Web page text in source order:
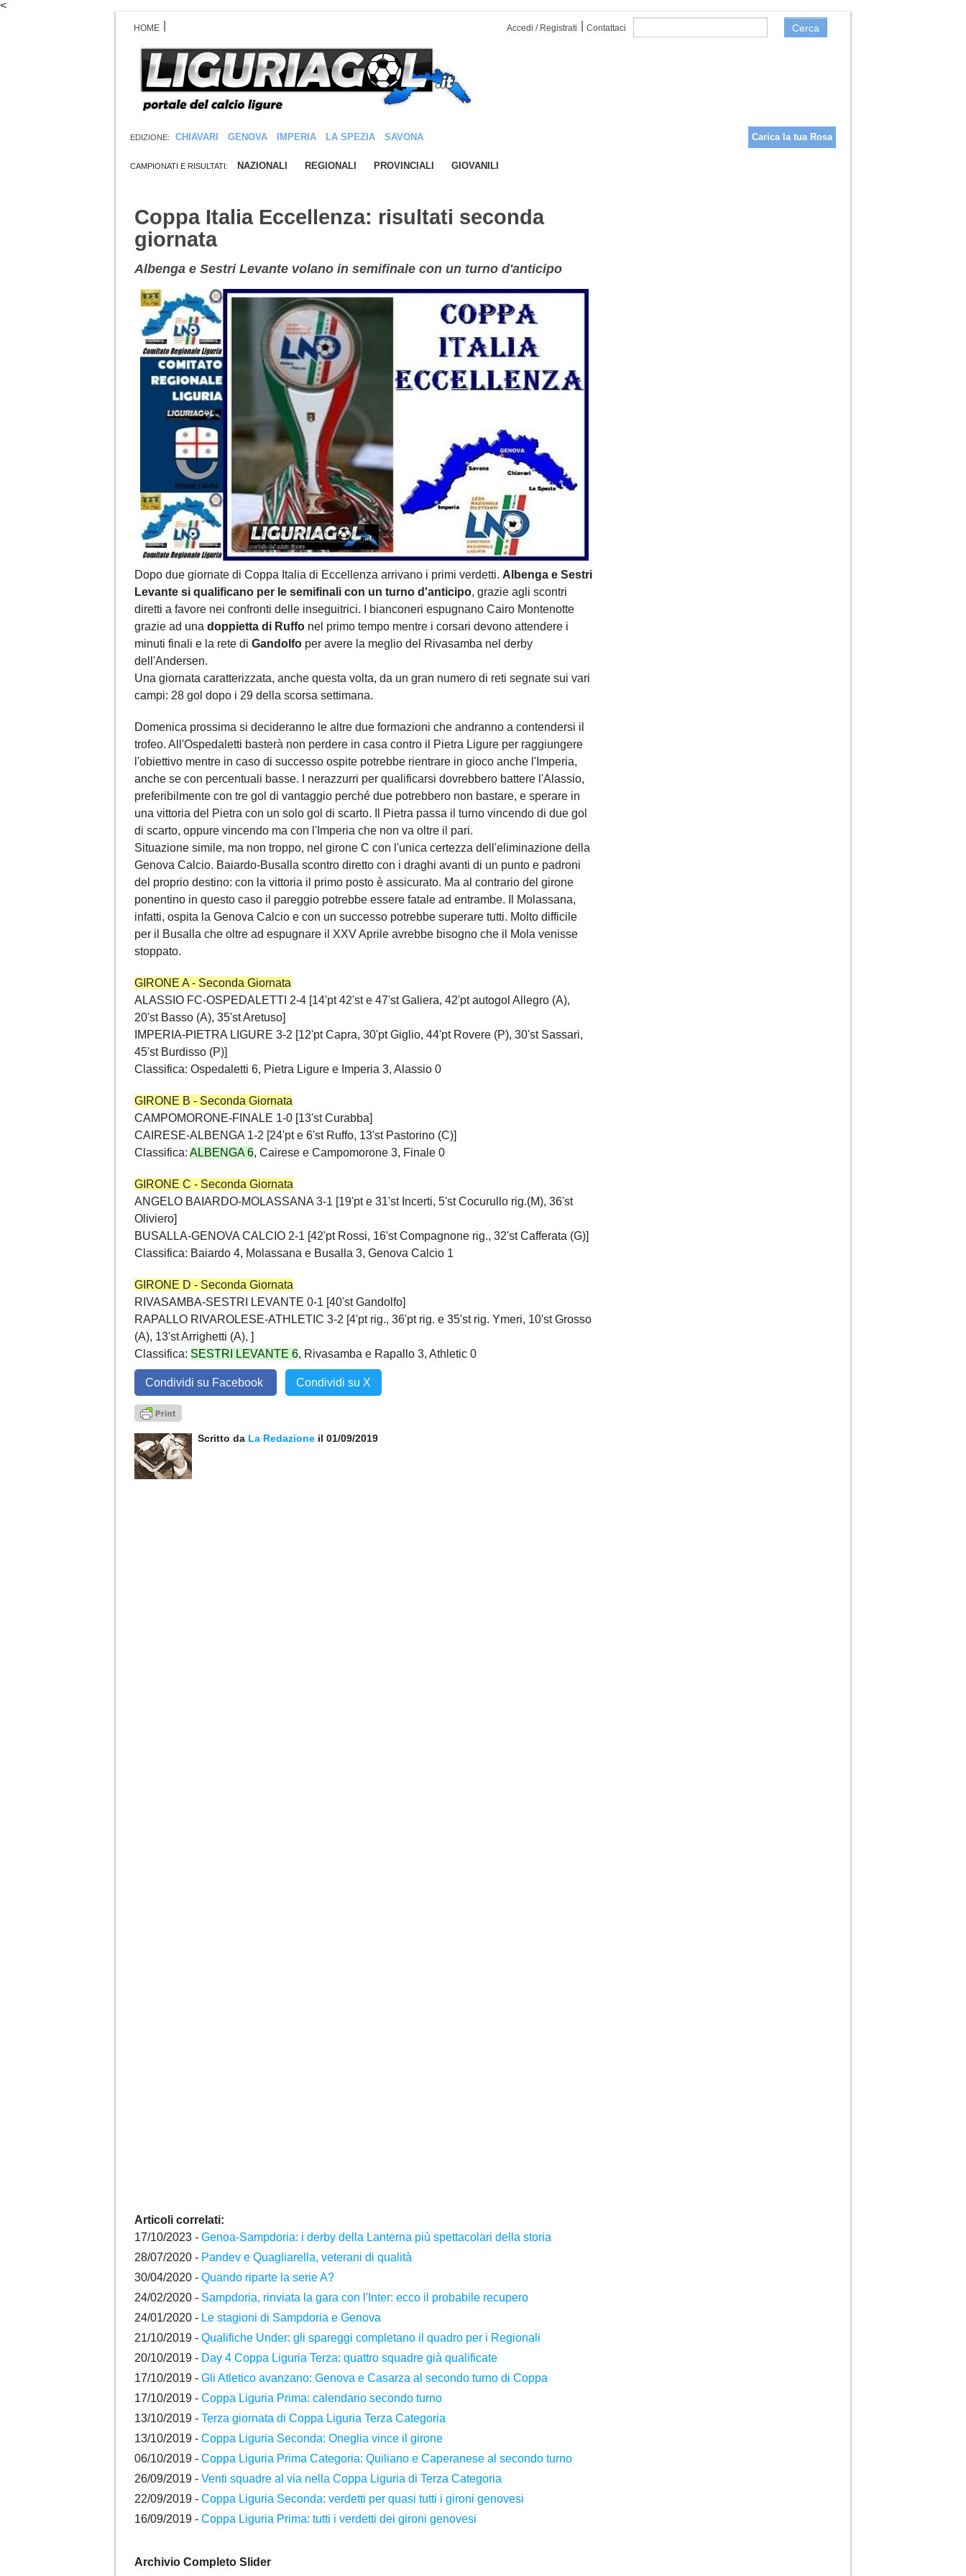
<
HOME Accedi / Registrati Contattaci Cerca
EDIZIONE: CHIAVARI GENOVA IMPERIA LA SPEZIA SAVONA Carica la tua Rosa
CAMPIONATI E RISULTATI: NAZIONALI REGIONALI PROVINCIALI GIOVANILI
Coppa Italia Eccellenza: risultati seconda
giornata
Albenga e Sestri Levante volano in semifinale con un turno d'anticipo
Dopo due giornate di Coppa Italia di Eccellenza arrivano i primi verdetti. Albenga e Sestri
Levante si qualificano per le semifinali con un turno d'anticipo, grazie agli scontri
diretti a favore nei confronti delle inseguitrici. I bianconeri espugnano Cairo Montenotte
grazie ad una doppietta di Ruffo nel primo tempo mentre i corsari devono attendere i
minuti finali e la rete di Gandolfo per avere la meglio del Rivasamba nel derby
dell'Andersen.
Una giornata caratterizzata, anche questa volta, da un gran numero di reti segnate sui vari
campi: 28 gol dopo i 29 della scorsa settimana.
Domenica prossima si decideranno le altre due formazioni che andranno a contendersi il
trofeo. All'Ospedaletti basterà non perdere in casa contro il Pietra Ligure per raggiungere
l'obiettivo mentre in caso di successo ospite potrebbe rientrare in gioco anche l'Imperia,
anche se con percentuali basse. I nerazzurri per qualificarsi dovrebbero battere l'Alassio,
preferibilmente con tre gol di vantaggio perché due potrebbero non bastare, e sperare in
una vittoria del Pietra con un solo gol di scarto. Il Pietra passa il turno vincendo di due gol
di scarto, oppure vincendo ma con l'Imperia che non va oltre il pari.
Situazione simile, ma non troppo, nel girone C con l'unica certezza dell'eliminazione della
Genova Calcio. Baiardo-Busalla scontro diretto con i draghi avanti di un punto e padroni
del proprio destino: con la vittoria il primo posto è assicurato. Ma al contrario del girone
ponentino in questo caso il pareggio potrebbe essere fatale ad entrambe. Il Molassana,
infatti, ospita la Genova Calcio e con un successo potrebbe superare tutti. Molto difficile
per il Busalla che oltre ad espugnare il XXV Aprile avrebbe bisogno che il Mola venisse
stoppato.
GIRONE A - Seconda Giornata
ALASSIO FC-OSPEDALETTI 2-4 [14'pt 42'st e 47'st Galiera, 42'pt autogol Allegro (A),
20'st Basso (A), 35'st Aretuso]
IMPERIA-PIETRA LIGURE 3-2 [12'pt Capra, 30'pt Giglio, 44'pt Rovere (P), 30'st Sassari,
45'st Burdisso (P)]
Classifica: Ospedaletti 6, Pietra Ligure e Imperia 3, Alassio 0
GIRONE B - Seconda Giornata
CAMPOMORONE-FINALE 1-0 [13'st Curabba]
CAIRESE-ALBENGA 1-2 [24'pt e 6'st Ruffo, 13'st Pastorino (C)]
Classifica: ALBENGA 6, Cairese e Campomorone 3, Finale 0
GIRONE C - Seconda Giornata
ANGELO BAIARDO-MOLASSANA 3-1 [19'pt e 31'st Incerti, 5'st Cocurullo rig.(M), 36'st
Oliviero]
BUSALLA-GENOVA CALCIO 2-1 [42'pt Rossi, 16'st Compagnone rig., 32'st Cafferata (G)]
Classifica: Baiardo 4, Molassana e Busalla 3, Genova Calcio 1
GIRONE D - Seconda Giornata
RIVASAMBA-SESTRI LEVANTE 0-1 [40'st Gandolfo]
RAPALLO RIVAROLESE-ATHLETIC 3-2 [4'pt rig., 36'pt rig. e 35'st rig. Ymeri, 10'st Grosso
(A), 13'st Arrighetti (A), ]
Classifica: SESTRI LEVANTE 6, Rivasamba e Rapallo 3, Athletic 0
Condividi su Facebook Condividi su X
Scritto da La Redazione il 01/09/2019
Articoli correlati:
17/10/2023 - Genoa-Sampdoria: i derby della Lanterna più spettacolari della storia
28/07/2020 - Pandev e Quagliarella, veterani di qualità
30/04/2020 - Quando riparte la serie A?
24/02/2020 - Sampdoria, rinviata la gara con l'Inter: ecco il probabile recupero
24/01/2020 - Le stagioni di Sampdoria e Genova
21/10/2019 - Qualifiche Under: gli spareggi completano il quadro per i Regionali
20/10/2019 - Day 4 Coppa Liguria Terza: quattro squadre già qualificate
17/10/2019 - Gli Atletico avanzano: Genova e Casarza al secondo turno di Coppa
17/10/2019 - Coppa Liguria Prima: calendario secondo turno
13/10/2019 - Terza giornata di Coppa Liguria Terza Categoria
13/10/2019 - Coppa Liguria Seconda: Oneglia vince il girone
06/10/2019 - Coppa Liguria Prima Categoria: Quiliano e Caperanese al secondo turno
26/09/2019 - Venti squadre al via nella Coppa Liguria di Terza Categoria
22/09/2019 - Coppa Liguria Seconda: verdetti per quasi tutti i gironi genovesi
16/09/2019 - Coppa Liguria Prima: tutti i verdetti dei gironi genovesi
Archivio Completo Slider